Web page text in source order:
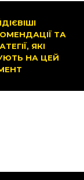
ТА
ЯКІ
НА ЦЕЙ